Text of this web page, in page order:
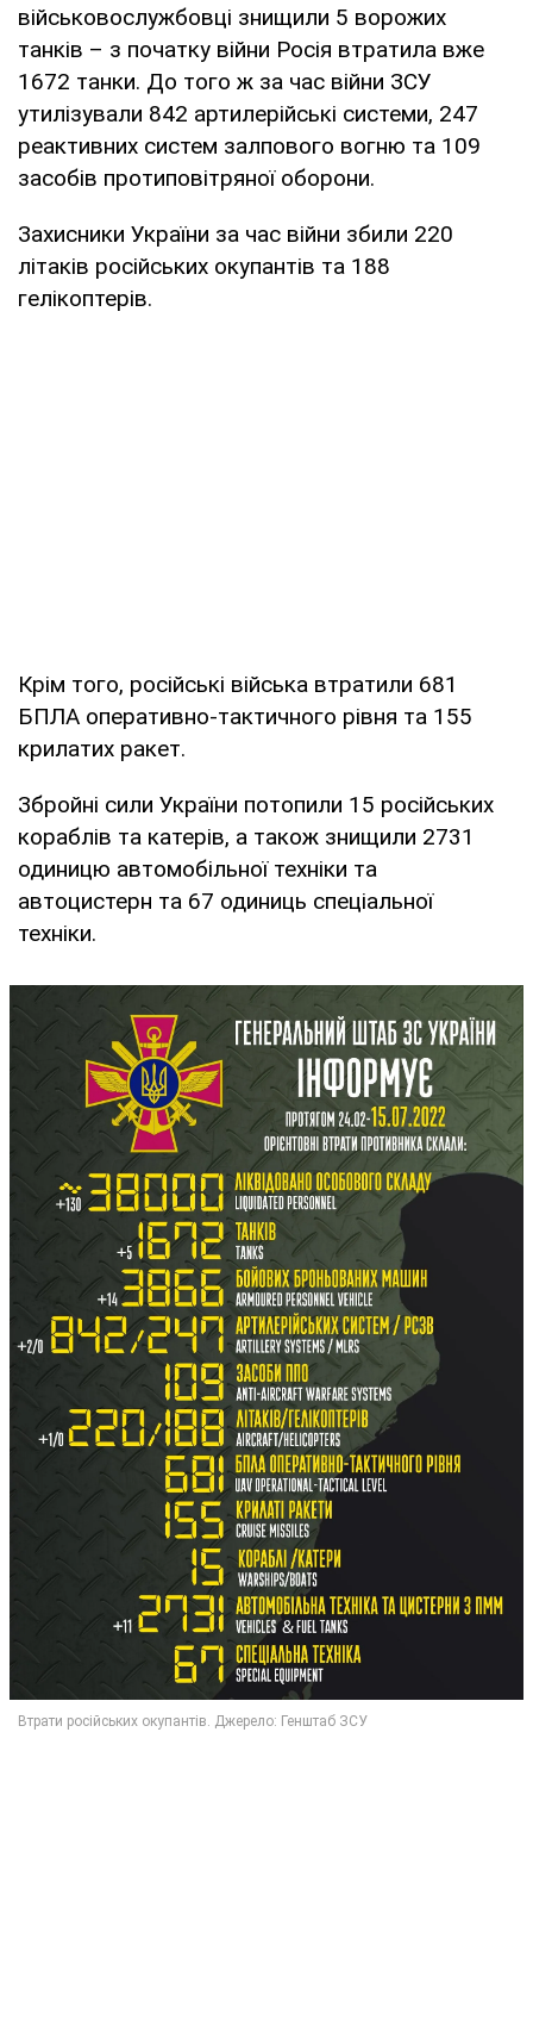
військовослужбовці знищили 5 ворожих
танків – з початку війни Росія втратила вже
1672 танки. До того ж за час війни ЗСУ
утилізували 842 артилерійські системи, 247
реактивних систем залпового вогню та 109
засобів протиповітряної оборони.
Захисники України за час війни збили 220
літаків російських окупантів та 188
гелікоптерів.
Крім того, російські війська втратили 681
БПЛА оперативно-тактичного рівня та 155
крилатих ракет.
Збройні сили України потопили 15 російських
кораблів та катерів, а також знищили 2731
одиницю автомобільної техніки та
автоцистерн та 67 одиниць спеціальної
техніки.